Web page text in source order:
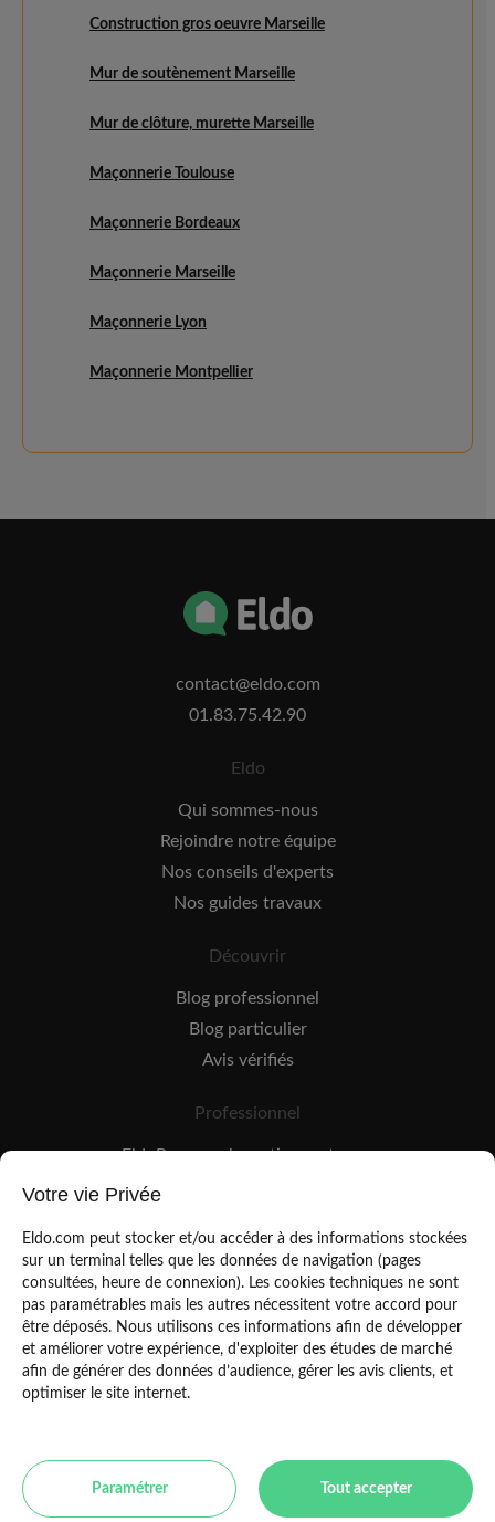
Construction gros oeuvre Marseille
Mur de soutènement Marseille
Mur de clôture, murette Marseille
Maçonnerie Toulouse
Maçonnerie Bordeaux
Maçonnerie Marseille
Maçonnerie Lyon
Maçonnerie Montpellier
contact@eldo.com
01.83.75.42.90
Eldo
Qui sommes-nous
Rejoindre notre équipe
Nos conseils d'experts
Nos guides travaux
Découvrir
Blog professionnel
Blog particulier
Avis vérifiés
Professionnel
EldoPro pour les artisans et pros
EldoNetwork pour les réseaux, marques et industriels
Mentions légales
Toulouse Paris Bordeaux Marseille Lyon
Votre vie Privée
Eldo.com peut stocker et/ou accéder à des informations stockées
sur un terminal telles que les données de navigation (pages
consultées, heure de connexion). Les cookies techniques ne sont
pas paramétrables mais les autres nécessitent votre accord pour
être déposés. Nous utilisons ces informations afin de développer
et améliorer votre expérience, d'exploiter des études de marché
afin de générer des données d’audience, gérer les avis clients, et
optimiser le site internet.
Paramétrer Tout accepter